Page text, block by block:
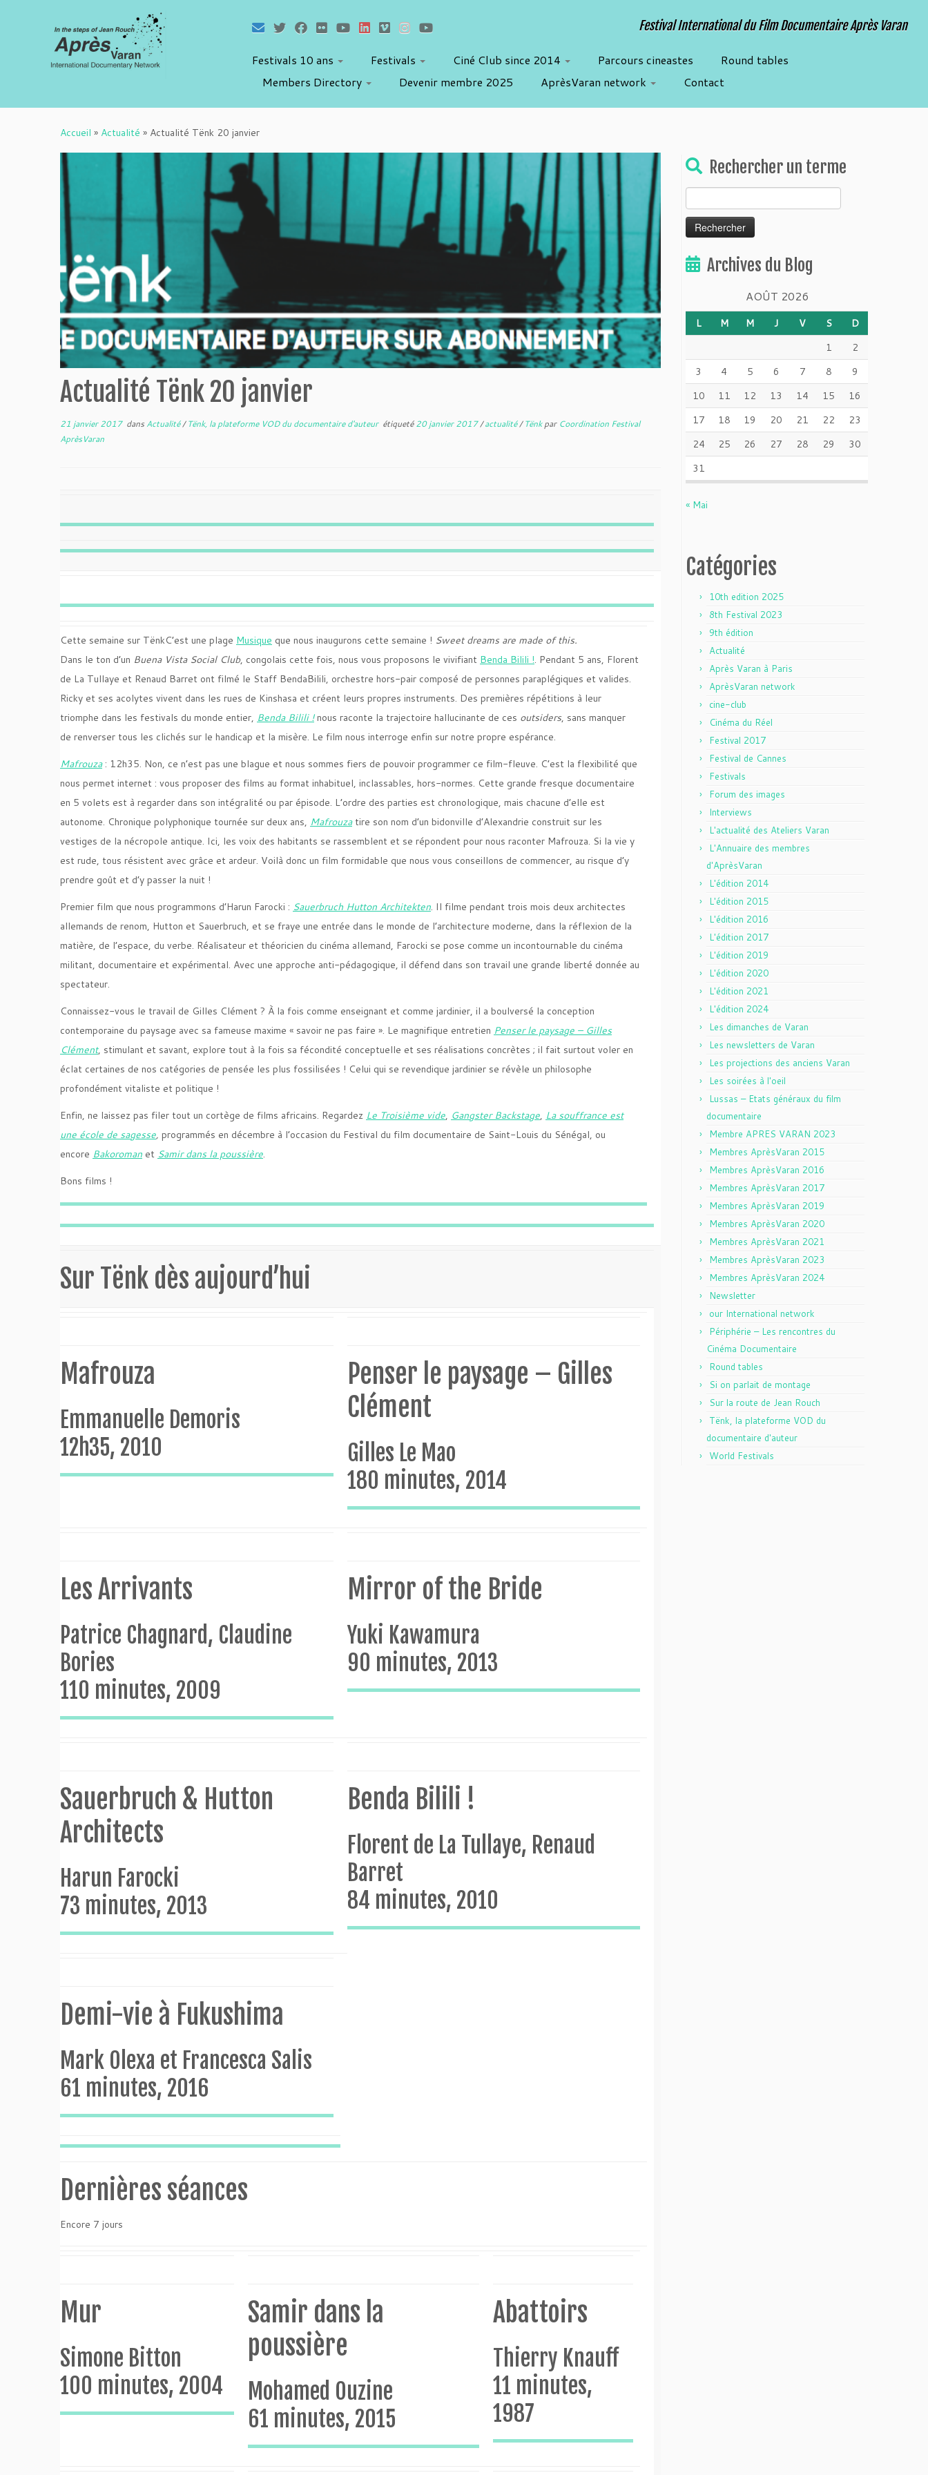
Festival International du Film Documentaire Après Varan
Festivals 10 ans Festivals Ciné Club since 2014 Parcours cineastes
Round tables
Members Directory
Devenir membre 2025 AprèsVaran network Contact
Accueil » Actualité » Actualité Tënk 20 janvier
Actualité Tënk 20 janvier
21 janvier 2017dans Actualité/Tënk, la plateforme VOD du documentaire d'auteur étiqueté20 janvier 2017/actualité/Tënkpar Coordination Festival
AprèsVaran
Cette semaine sur TënkC’est une plage Musique que nous inaugurons cette semaine ! Sweet dreams are made of this.
Dans le ton d’un Buena Vista Social Club, congolais cette fois, nous vous proposons le vivifiant Benda Bilili !. Pendant 5 ans, Florent
de La Tullaye et Renaud Barret ont filmé le Staff BendaBilili, orchestre hors-pair composé de personnes paraplégiques et valides.
Ricky et ses acolytes vivent dans les rues de Kinshasa et créent leurs propres instruments. Des premières répétitions à leur
triomphe dans les festivals du monde entier, Benda Bilili !nous raconte la trajectoire hallucinante de ces outsiders, sans manquer
de renverser tous les clichés sur le handicap et la misère. Le film nous interroge enfin sur notre propre espérance.
Mafrouza: 12h35. Non, ce n’est pas une blague et nous sommes fiers de pouvoir programmer ce film-fleuve. C’est la flexibilité que
nous permet internet : vous proposer des films au format inhabituel, inclassables, hors-normes. Cette grande fresque documentaire
en 5 volets est à regarder dans son intégralité ou par épisode. L’ordre des parties est chronologique, mais chacune d’elle est
autonome. Chronique polyphonique tournée sur deux ans, Mafrouzatire son nom d’un bidonville d’Alexandrie construit sur les
vestiges de la nécropole antique. Ici, les voix des habitants se rassemblent et se répondent pour nous raconter Mafrouza. Si la vie y
est rude, tous résistent avec grâce et ardeur. Voilà donc un film formidable que nous vous conseillons de commencer, au risque d’y
prendre goût et d’y passer la nuit !
Premier film que nous programmons d’Harun Farocki : Sauerbruch Hutton Architekten. Il filme pendant trois mois deux architectes
allemands de renom, Hutton et Sauerbruch, et se fraye une entrée dans le monde de l’architecture moderne, dans la réflexion de la
matière, de l’espace, du verbe. Réalisateur et théoricien du cinéma allemand, Farocki se pose comme un incontournable du cinéma
militant, documentaire et expérimental. Avec une approche anti-pédagogique, il défend dans son travail une grande liberté donnée au
spectateur.
Connaissez-vous le travail de Gilles Clément ? À la fois comme enseignant et comme jardinier, il a boulversé la conception
contemporaine du paysage avec sa fameuse maxime « savoir ne pas faire ». Le magnifique entretien Penser le paysage – Gilles
Clément, stimulant et savant, explore tout à la fois sa fécondité conceptuelle et ses réalisations concrètes ; il fait surtout voler en
éclat certaines de nos catégories de pensée les plus fossilisées ! Celui qui se revendique jardinier se révèle un philosophe
profondément vitaliste et politique !
Enfin, ne laissez pas filer tout un cortège de films africains. Regardez Le Troisième vide, Gangster Backstage, La souffrance est
une école de sagesse, programmés en décembre à l’occasion du Festival du film documentaire de Saint-Louis du Sénégal, ou
encore Bakoroman et Samir dans la poussière.
Bons films !
Sur Tënk dès aujourd’hui
Mafrouza
Emmanuelle Demoris
12h35, 2010
Penser le paysage – Gilles
Clément
Gilles Le Mao
180 minutes, 2014
Les Arrivants
Patrice Chagnard, Claudine
Bories
110 minutes, 2009
Mirror of the Bride
Yuki Kawamura
90 minutes, 2013
Sauerbruch & Hutton
Architects
Harun Farocki
73 minutes, 2013
Benda Bilili !
Florent de La Tullaye, Renaud
Barret
84 minutes, 2010
Demi-vie à Fukushima
Mark Olexa et Francesca Salis
61 minutes, 2016
Dernières séances
Encore 7 jours
Mur
Simone Bitton
100 minutes, 2004
Samir dans la
poussière
Mohamed Ouzine
61 minutes, 2015
Abattoirs
Thierry Knauff
11 minutes,
1987
Rechercher un terme
Archives du Blog
AOÛT 2026
L M M J V S
D
1
2
3
4 5 6 7 8
9
10
11 12 13 14 15
16
17
18 19 20 21 22
23
24
25 26 27 28 29
30
31
« Mai
Catégories
10th edition 2025
8th Festival 2023
9th édition
Actualité
Après Varan à Paris
AprèsVaran network
cine-club
Cinéma du Réel
Festival 2017
Festival de Cannes
Festivals
Forum des images
Interviews
L'actualité des Ateliers Varan
L'Annuaire des membres
d'AprèsVaran
L'édition 2014
L'édition 2015
L'édition 2016
L'édition 2017
L'édition 2019
L'édition 2020
L'édition 2021
L'édition 2024
Les dimanches de Varan
Les newsletters de Varan
Les projections des anciens Varan
Les soirées à l'oeil
Lussas – Etats généraux du film
documentaire
Membre APRES VARAN 2023
Membres AprèsVaran 2015
Membres AprèsVaran 2016
Membres AprèsVaran 2017
Membres AprèsVaran 2019
Membres AprèsVaran 2020
Membres AprèsVaran 2021
Membres AprèsVaran 2023
Membres AprèsVaran 2024
Newsletter
our International network
Périphérie – Les rencontres du
Cinéma Documentaire
Round tables
Si on parlait de montage
Sur la route de Jean Rouch
Tënk, la plateforme VOD du
documentaire d'auteur
World Festivals